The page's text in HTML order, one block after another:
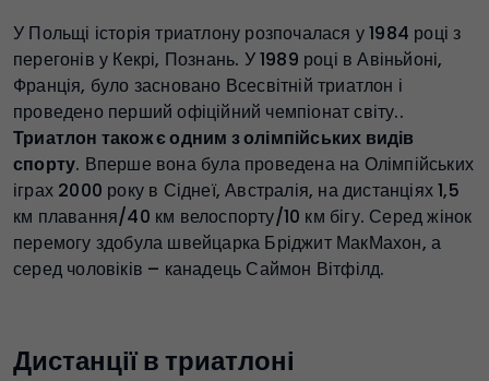
У Польщі історія триатлону розпочалася у 1984 році з
перегонів у Кекрі, Познань. У 1989 році в Авіньйоні,
Франція, було засновано Всесвітній триатлон і
проведено перший офіційний чемпіонат світу..
Триатлон також є одним з олімпійських видів
спорту. Вперше вона була проведена на Олімпійських
іграх 2000 року в Сіднеї, Австралія, на дистанціях 1,5
км плавання/40 км велоспорту/10 км бігу. Серед жінок
перемогу здобула швейцарка Бріджит МакМахон, а
серед чоловіків – канадець Саймон Вітфілд.
Дистанції в триатлоні